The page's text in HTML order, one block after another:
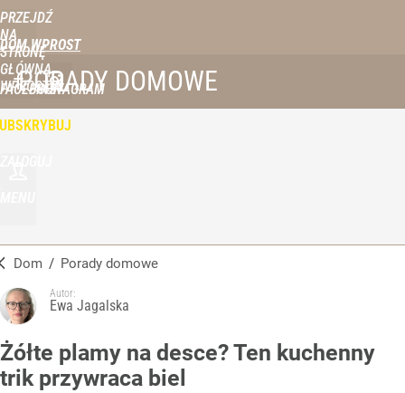
PRZEJDŹ
NA
STRONĘ
GŁÓWNĄ
WPROST.PL
DOM WPROST
FACEBOOKINSTAGRAM
PORADY DOMOWE
Dom / Porady domowe
Autor:
Ewa Jagalska
Żółte plamy na desce? Ten kuchenny
trik przywraca biel